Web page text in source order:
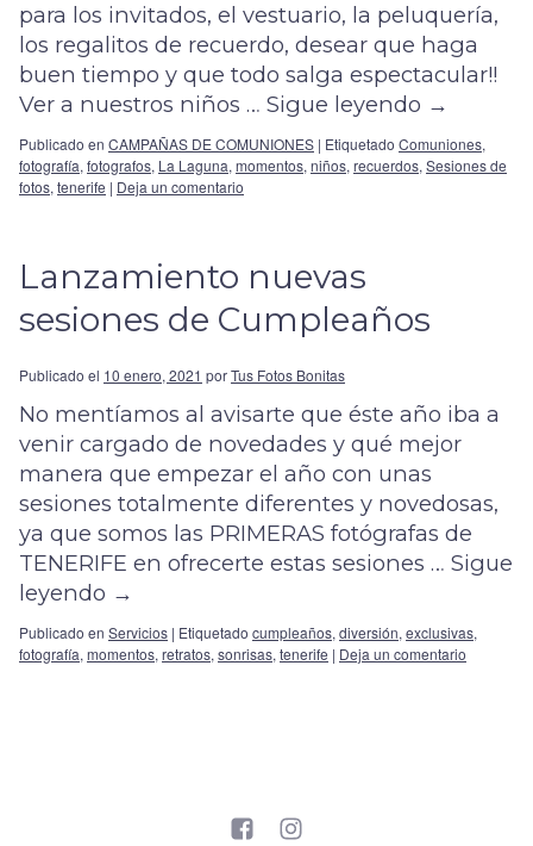
para los invitados, el vestuario, la peluquería,
los regalitos de recuerdo, desear que haga
buen tiempo y que todo salga espectacular!!
Ver a nuestros niños … Sigue leyendo →
Publicado en CAMPAÑAS DE COMUNIONES | Etiquetado Comuniones,
fotografía, fotografos, La Laguna, momentos, niños, recuerdos, Sesiones de
fotos, tenerife | Deja un comentario
Lanzamiento nuevas
sesiones de Cumpleaños
Publicado el 10 enero, 2021 porTus Fotos Bonitas
No mentíamos al avisarte que éste año iba a
venir cargado de novedades y qué mejor
manera que empezar el año con unas
sesiones totalmente diferentes y novedosas,
ya que somos las PRIMERAS fotógrafas de
TENERIFE en ofrecerte estas sesiones … Sigue
leyendo →
Publicado en Servicios | Etiquetado cumpleaños, diversión, exclusivas,
fotografía, momentos, retratos, sonrisas, tenerife | Deja un comentario